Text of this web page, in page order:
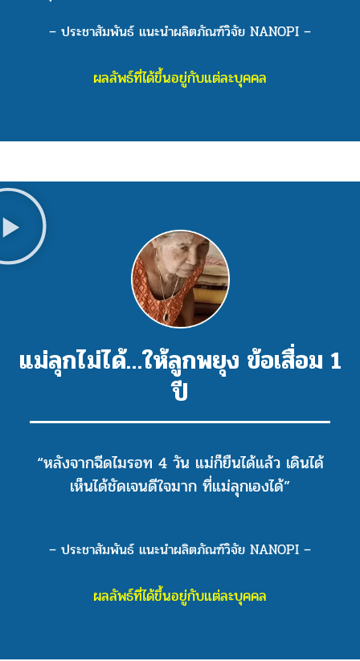
– ประชาสัมพันธ์ แนะนำผลิตภัณฑ์วิจัย NANOPI –
ผลลัพธ์ที่ได้ขึ้นอยู่กับแต่ละบุคคล
แม่ลุกไม่ได้…ให้ลูกพยุง ข้อเสื่อม 1
ปี
“หลังจากฉีดไมรอท 4 วัน แม่ก็ยืนได้แล้ว เดินได้
เห็นได้ชัดเจนดีใจมาก ที่แม่ลุกเองได้”
– ประชาสัมพันธ์ แนะนำผลิตภัณฑ์วิจัย NANOPI –
ผลลัพธ์ที่ได้ขึ้นอยู่กับแต่ละบุคคล